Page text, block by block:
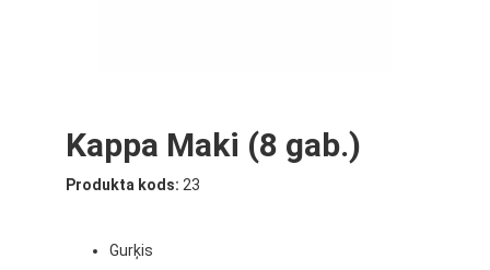
Kappa Maki (8 gab.)
Produkta kods: 23
Gurķis